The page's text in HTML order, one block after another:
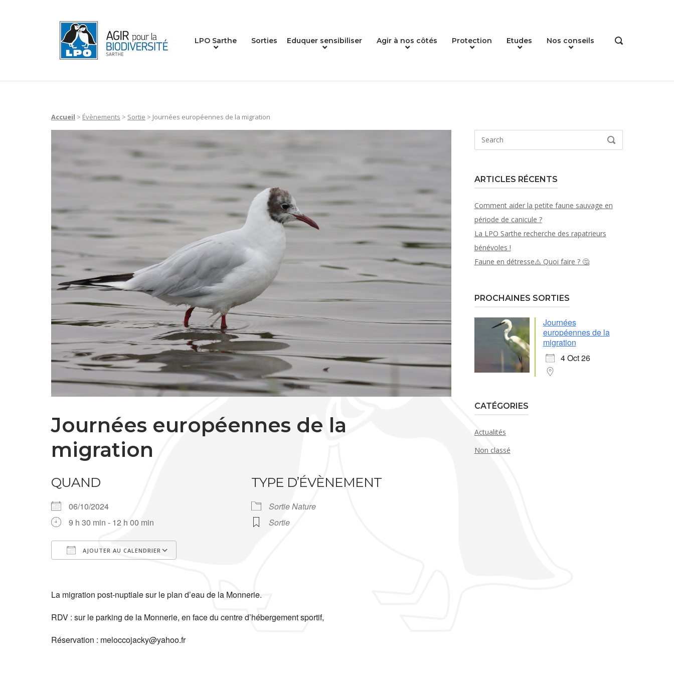
LPO Sarthe Sorties Eduquer sensibiliser Agir à nos côtés Protection Etudes Nos conseils
OPEN
Accueil > Évènements > Sortie > Journées européennes de la migration
Journées européennes de la
migration
QUAND
06/10/2024
9 h 30 min - 12 h 00 min
AJOUTER AU CALENDRIER
TYPE D’ÉVÈNEMENT
Sortie Nature
Sortie
La migration post-nuptiale sur le plan d’eau de la Monnerie.
RDV : sur le parking de la Monnerie, en face du centre d’hébergement sportif,
Réservation : meloccojacky@yahoo.fr
SEARCH
ARTICLES RÉCENTS
Comment aider la petite faune sauvage en
période de canicule ?
La LPO Sarthe recherche des rapatrieurs
bénévoles !
Faune en détresse⚠️ Quoi faire ? 🤔
PROCHAINES SORTIES
Journées
européennes de la
migration
4 Oct 26
CATÉGORIES
Actualités
Non classé